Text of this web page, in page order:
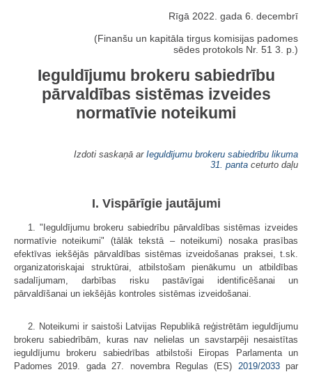
Rīgā 2022. gada 6. decembrī
(Finanšu un kapitāla tirgus komisijas padomes
sēdes protokols Nr. 51 3. p.)
Ieguldījumu brokeru sabiedrību
pārvaldības sistēmas izveides
normatīvie noteikumi
Izdoti saskaņā ar Ieguldījumu brokeru sabiedrību likuma
31. panta ceturto daļu
I. Vispārīgie jautājumi
1. "Ieguldījumu brokeru sabiedrību pārvaldības sistēmas izveides
normatīvie noteikumi" (tālāk tekstā – noteikumi) nosaka prasības
efektīvas iekšējās pārvaldības sistēmas izveidošanas praksei, t.sk.
organizatoriskajai struktūrai, atbilstošam pienākumu un atbildības
sadalījumam, darbības risku pastāvīgai identificēšanai un
pārvaldīšanai un iekšējās kontroles sistēmas izveidošanai.
2. Noteikumi ir saistoši Latvijas Republikā reģistrētām ieguldījumu
brokeru sabiedrībām, kuras nav nelielas un savstarpēji nesaistītas
ieguldījumu brokeru sabiedrības atbilstoši Eiropas Parlamenta un
Padomes 2019. gada 27. novembra Regulas (ES) 2019/2033par